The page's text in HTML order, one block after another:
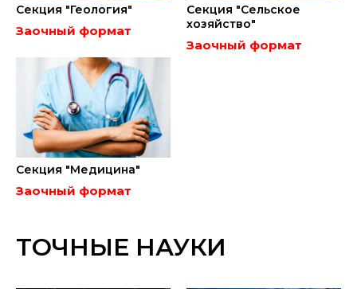
Секция "Геология"
Заочный формат
Секция "Сельское
хозяйство"
Заочный формат
Секция "Медицина"
Заочный формат
ТОЧНЫЕ НАУКИ